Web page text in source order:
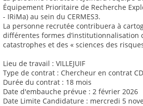
Équipement Prioritaire de Recherche
- IRiMa) au sein du CERMES3.
La personne recrutée contribuera à
différentes formes d’institutionnalisation
catastrophes et des « sciences des
Lieu de travail : VILLEJUIF
Type de contrat : Chercheur en contrat
Durée du contrat : 18 mois
Date d'embauche prévue : 2 février 2026
Date Limite Candidature : mercredi 5